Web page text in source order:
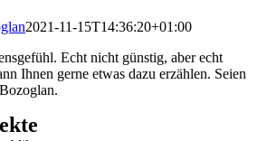
2021-11-15T14:36:20+01:00
Echt nicht günstig, aber echt
Ihnen gerne etwas dazu erzählen. Seien